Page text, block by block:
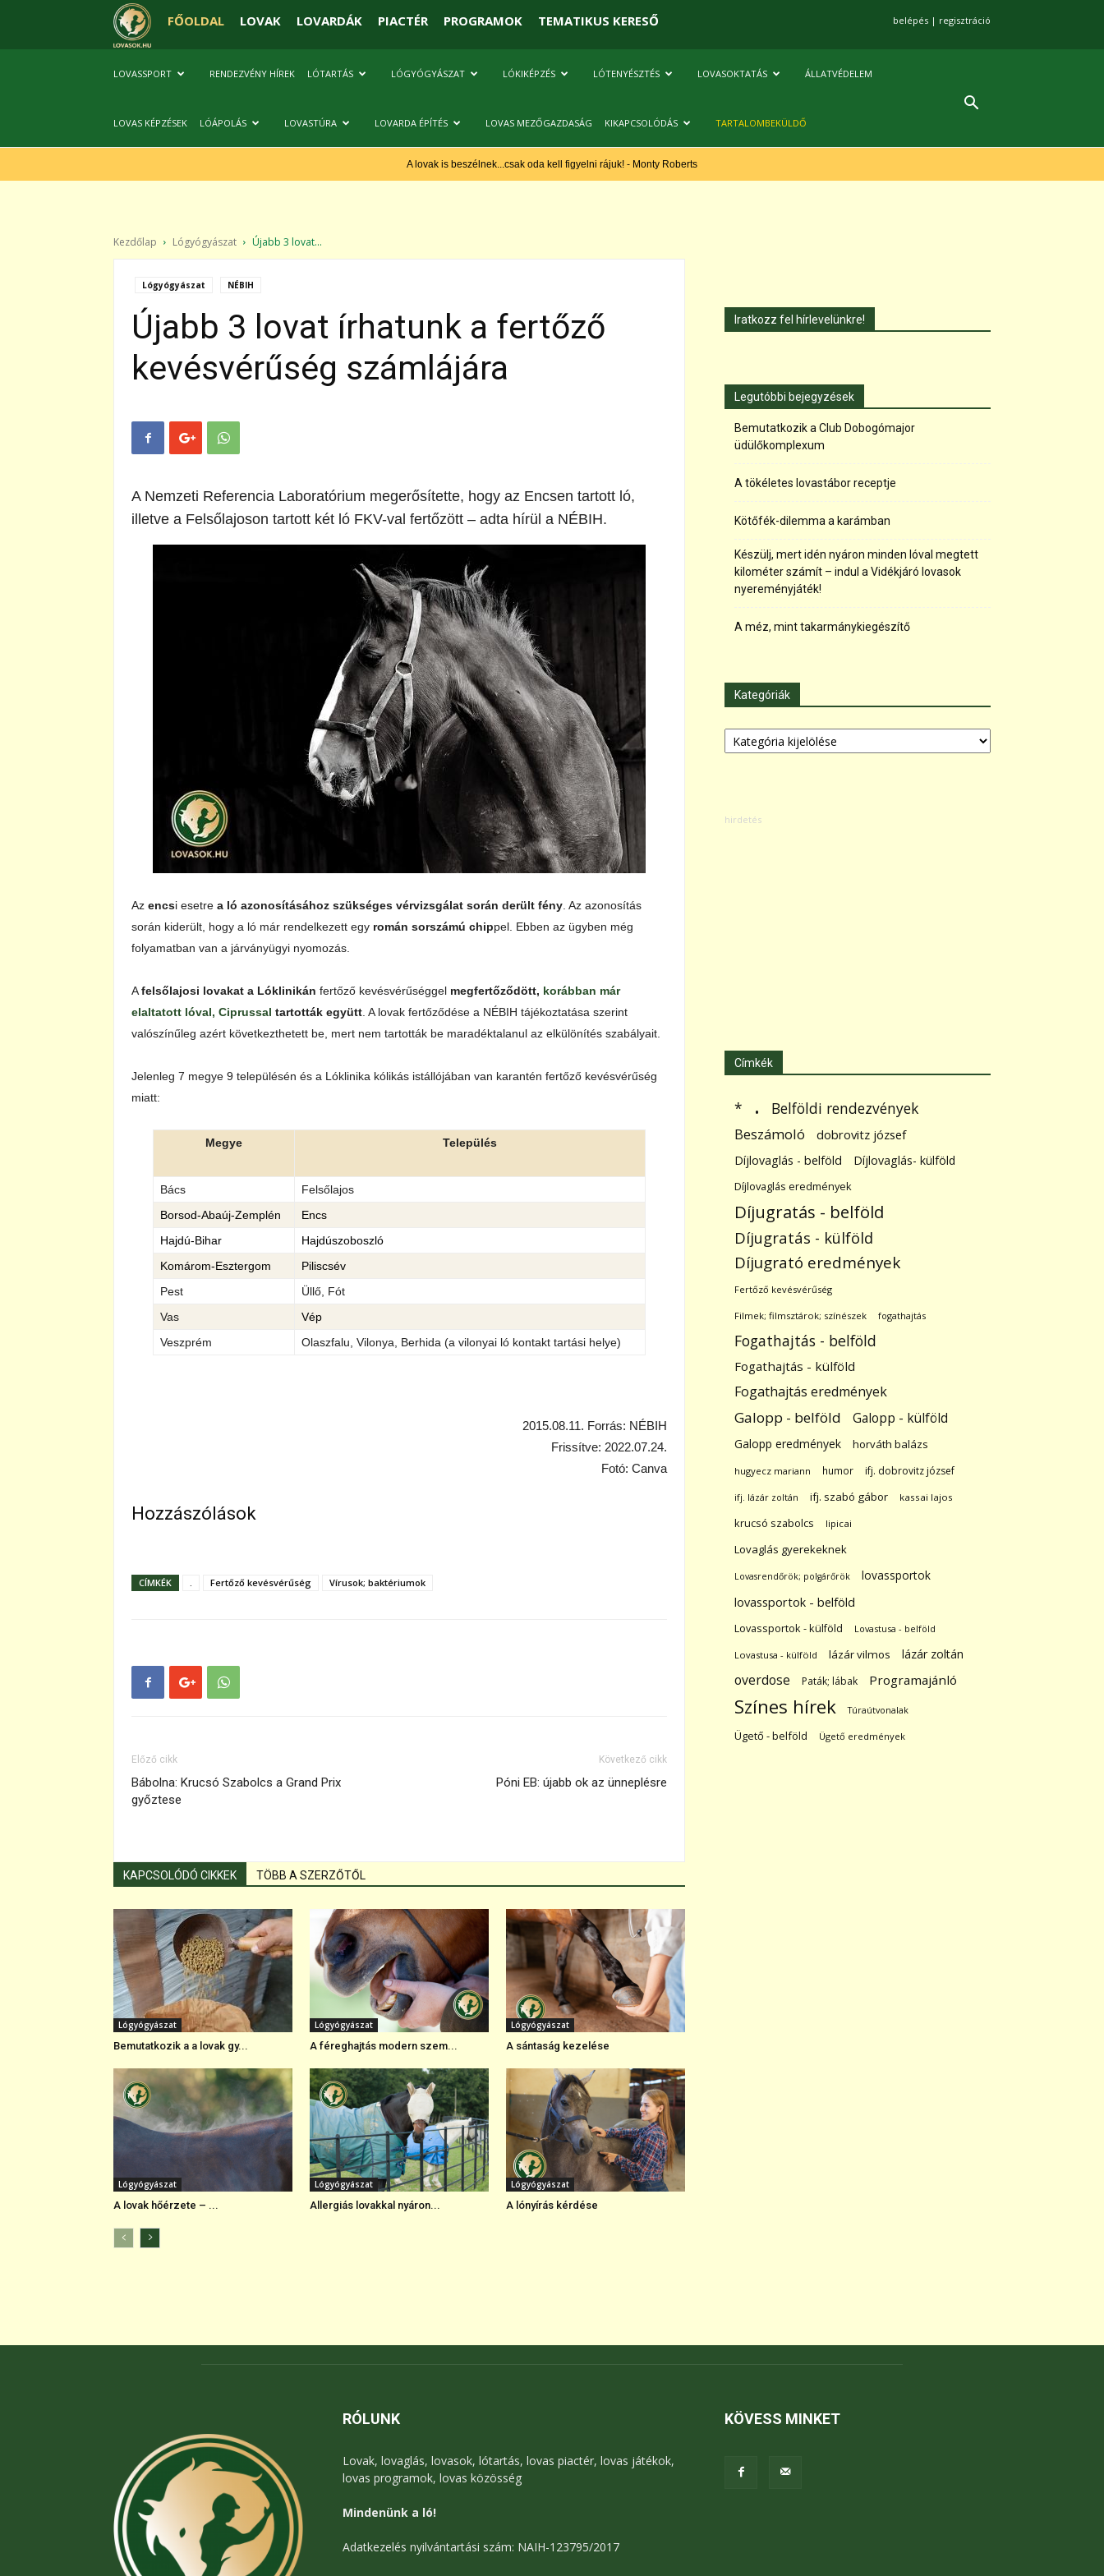
FŐOLDAL LOVAK LOVARDÁK PIACTÉR PROGRAMOK TEMATIKUS KERESŐ belépés | regisztráció
LOVASSPORT RENDEZVÉNY HÍREK LÓTARTÁS LÓGYÓGYÁSZAT LÓKIKÉPZÉS LÓTENYÉSZTÉS LOVASOKTATÁS ÁLLATVÉDELEM
LOVAS KÉPZÉSEK LÓÁPOLÁS LOVASTÚRA LOVARDA ÉPÍTÉS LOVAS MEZŐGAZDASÁG KIKAPCSOLÓDÁS TARTALOMBEKÜLDŐ
A lovak is beszélnek...csak oda kell figyelni rájuk! - Monty Roberts
Kezdőlap Lógyógyászat Újabb 3 lovat...
Lógyógyászat NÉBIH
Újabb 3 lovat írhatunk a fertőző
kevésvérűség számlájára
A Nemzeti Referencia Laboratórium megerősítette, hogy az Encsen tartott ló,
illetve a Felsőlajoson tartott két ló FKV-val fertőzött – adta hírül a NÉBIH.
Az encsi esetre a ló azonosításához szükséges vérvizsgálat során derült fény . Az azonosítás
során kiderült, hogy a ló már rendelkezett egy román sorszámú chippel. Ebben az ügyben még
folyamatban van a járványügyi nyomozás.
Afelsőlajosi lovakat a Lóklinikán fertőző kevésvérűséggel megfertőződött, korábban már
elaltatott lóval, Ciprussal tartották együtt . A lovak fertőződése a NÉBIH tájékoztatása szerint
valószínűleg azért következthetett be, mert nem tartották be maradéktalanul az elkülönítés szabályait.
Jelenleg 7 megye 9 településén és a Lóklinika kólikás istállójában van karantén fertőző kevésvérűség
miatt:
Megye Település
Bács
Felsőlajos
Borsod-Abaúj-Zemplén
Encs
Hajdú-Bihar
Hajdúszoboszló
Komárom-Esztergom
Piliscsév
Pest
Üllő, Fót
Vas
Vép
Veszprém
Olaszfalu, Vilonya, Berhida (a vilonyai ló kontakt tartási helye)
2015.08.11. Forrás: NÉBIH
Frissítve: 2022.07.24.
Fotó: Canva
Hozzászólások
CÍMKÉK . Fertőző kevésvérűség Vírusok; baktériumok
Előző cikk
Bábolna: Krucsó Szabolcs a Grand Prix
győztese
Következő cikk
Póni EB: újabb ok az ünneplésre
KAPCSOLÓDÓ CIKKEK TÖBB A SZERZŐTŐL
Lógyógyászat
Bemutatkozik a a lovak gy...
Lógyógyászat
A féreghajtás modern szem...
Lógyógyászat
A sántaság kezelése
Lógyógyászat
A lovak hőérzete – ...
Lógyógyászat
Allergiás lovakkal nyáron...
Lógyógyászat
A lónyírás kérdése
Iratkozz fel hírlevelünkre!
Legutóbbi bejegyzések
Bemutatkozik a Club Dobogómajor
üdülőkomplexum
A tökéletes lovastábor receptje
Kötőfék-dilemma a karámban
Készülj, mert idén nyáron minden lóval megtett
kilométer számít – indul a Vidékjáró lovasok
nyereményjáték!
A méz, mint takarmánykiegészítő
Kategóriák
Kategóriák
Címkék
* . Belföldi rendezvények
Beszámoló dobrovitz józsef
Díjlovaglás - belföld Díjlovaglás- külföld
Díjlovaglás eredmények
Díjugratás - belföld
Díjugratás - külföld
Díjugrató eredmények
Fertőző kevésvérűség
Filmek; filmsztárok; színészek fogathajtás
Fogathajtás - belföld
Fogathajtás - külföld
Fogathajtás eredmények
Galopp - belföld Galopp - külföld
Galopp eredmények horváth balázs
hugyecz mariann humor ifj. dobrovitz józsef
ifj. lázár zoltán ifj. szabó gábor kassai lajos
krucsó szabolcs lipicai
Lovaglás gyerekeknek
Lovasrendőrök; polgárőrök
lovassportok
lovassportok - belföld
Lovassportok - külföld Lovastusa - belföld
Lovastusa - külföld lázár vilmos lázár zoltán
overdose Paták; lábak Programajánló
Színes hírek Túraútvonalak
Ügető - belföld Ügető eredmények
RÓLUNK
Lovak, lovaglás, lovasok, lótartás, lovas piactér, lovas játékok,
lovas programok, lovas közösség
Mindenünk a ló!
Adatkezelés nyilvántartási szám: NAIH-123795/2017
KÖVESS MINKET